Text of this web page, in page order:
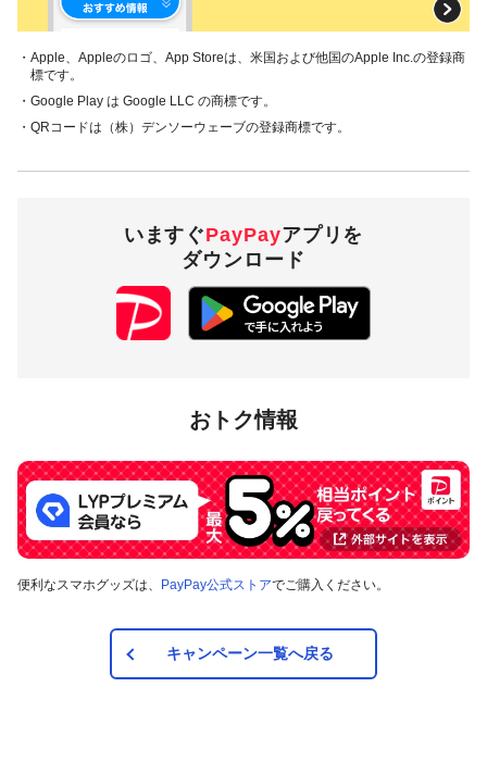
・Apple、Appleのロゴ、App Storeは、米国および他国のApple Inc.の登録商
標です。
・Google Play は Google LLC の商標です。
・QRコードは（株）デンソーウェーブの登録商標です。
いますぐPayPayアプリを
ダウンロード
おトク情報
便利なスマホグッズは、 PayPay公式ストアでご購入ください。
キャンペーン一覧へ戻る